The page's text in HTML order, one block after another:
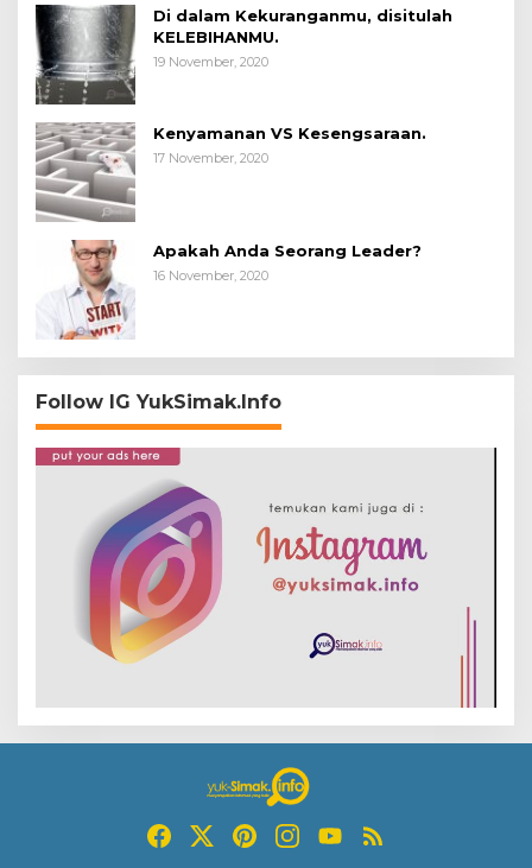
Di dalam Kekuranganmu, disitulah
KELEBIHANMU.
19 November, 2020
Kenyamanan VS Kesengsaraan.
17 November, 2020
Apakah Anda Seorang Leader?
16 November, 2020
Follow IG YukSimak.Info